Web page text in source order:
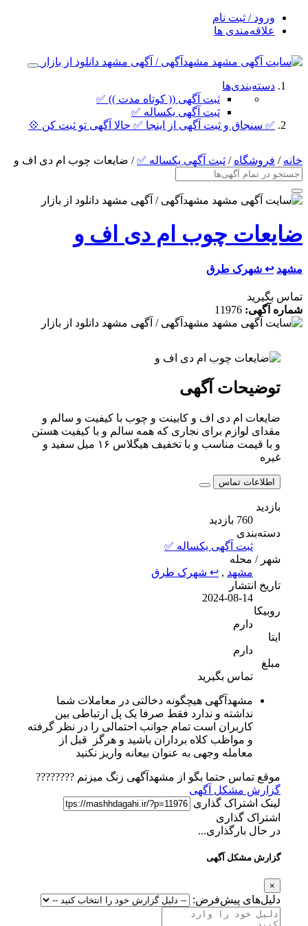
ورود / ثبت نام
علاقه‌مندی ها
دسته‌بندی‌ها
ثبت آگهی (( کوتاه مدت )) ✅
ثبت آگهی یکساله ✅
✅ سنجاق و ثبت آگهی از اینجا ✅ حالا آگهی تو ثبت کن 💠
خانه / فروشگاه / ثبت آگهی یکساله ✅/ ضایعات چوب ام دی اف و
ضایعات چوب ام دی اف و
مشهد ↩ شهرک طرق
تماس بگیرید
شماره آگهی: 11976
توضیحات آگهی
ضایعات ام دی اف و کابینت و چوب با کیفیت و سالم و
مقدای لوازم برای نجاری که همه سالم و با کیفیت هستن
و با قیمت مناسب و با تخفیف هیگلاس ۱۶ میل سفید و
غیره
اطلاعات تماس
بازدید
760 بازدید
دسته‌بندی
ثبت آگهی یکساله ✅
شهر / محله
مشهد , ↩ شهرک طرق
تاریخ انتشار
2024-08-14
روبیکا
دارم‌
ایتا
دارم‌
مبلغ
تماس بگیرید
مشهدآگهی هیچگونه دخالتی در معاملات شما
نداشته و ندارد فقط صرفا یک پل ارتباطی بین
کاربران است تمام جوانب احتمالی را در نظر گرفته
و مواظب کلاه برداران باشید و هرگز قبل از
معامله وجهی به عنوان بیعانه واریز نکنید
موقع تماس حتما بگو از مشهدآگهی زنگ میزنم ????????
گزارش مشکل آگهی
لینک اشتراک گذاری
اشتراک گذاری
در حال بارگذاری...
گزارش مشکل آگهی
×
دلیل‌های پیش‌فرض: